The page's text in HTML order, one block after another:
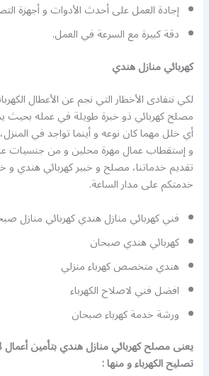
إجادة العمل على أحدث الأدوات و أجهزة
دقة كبيرة مع السرعة في العمل.
كهربائي منازل هندي
لكي نتفادى الأخطار التي نجم عن الأعطال
مصلح كهربائي ذو خبرة طويلة في عمله بحيث
أي خلل مهما كان نوعه و أينما تواجد في
و إستقطاب عمال مهرة محلين و من جنسيات
تقديم خدماتنا، مصلح و خبير كهربائي هندي و
خدمتكم على مدار الساعة.
فني كهربائي منازل هندي كهربائي منازل
كهربائي هندي صبحان
هندي متخصص كهرباء منزلي
افضل فني لاصلاح الكهرباء
ورشة خدمة كهرباء صبحان
يعنى مصلح كهربائي منازل هندي بتأمين أعمال
تصليح الكهرباء و منها :